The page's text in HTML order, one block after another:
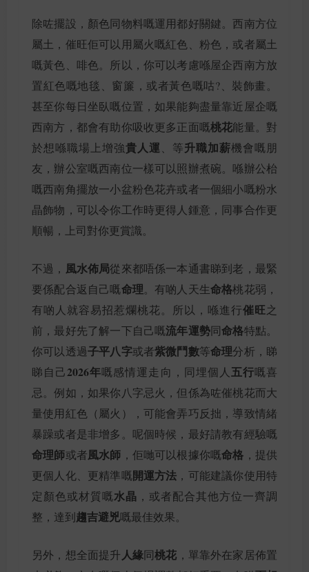
除咗擺設，顏色同物料嘅運用都好關鍵。西南方位
屬土，催旺佢可以用屬火嘅紅色、粉色，或者屬土
嘅黃色、啡色。所以，你可以考慮喺屋企西南方放
置紅色嘅地毯、窗簾，或者黃色嘅咕?、裝飾畫。
甚至你每日坐臥嘅位置，如果能夠盡量靠近屋企嘅
西南方，都會有助你吸收更多正面嘅桃花能量。對
於想喺職場上增強貴人運 、等升職加薪機會嘅朋
友，辦公室嘅西南位一樣可以照辦煮碗。喺辦公枱
嘅西南角擺放一小盆粉色花卉或者一個細小嘅粉水
晶飾物，可以令你工作時更得人鍾意，同事合作更
順暢，上司對你更賞識。
不過， 風水佈局從來都唔係一本通書睇到老，最緊
要係配合返自己嘅命理。有啲人天生命格桃花弱，
有啲人就容易招惹爛桃花。所以，喺進行催旺之
前，最好先了解一下自己嘅流年運勢同命格特點。
你可以透過子平八字或者紫微鬥數等命理分析，睇
睇自己2026年嘅感情運走向，同埋個人 五行嘅喜
忌。例如，如果你八字忌火，但係為咗催桃花而大
量使用紅色（屬火），可能會弄巧反拙，導致情緒
暴躁或者是非增多。呢個時候，最好請教有經驗嘅
命理師或者風水師 ，佢哋可以根據你嘅命格 ，提供
更個人化、更精準嘅開運方法 ，可能建議你使用特
定顏色或材質嘅水晶 ，或者配合其他方位一齊調
整，達到趨吉避兇嘅最佳效果。
另外，想全面提升人緣同桃花 ，單靠外在家居佈置